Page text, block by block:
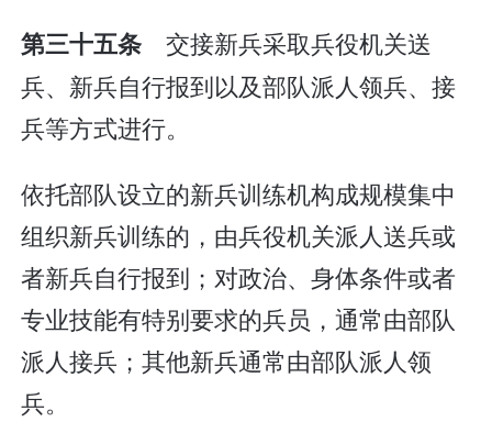
第三十五条 交接新兵采取兵役机关送
兵、新兵自行报到以及部队派人领兵、接
兵等方式进行。
依托部队设立的新兵训练机构成规模集中
组织新兵训练的，由兵役机关派人送兵或
者新兵自行报到；对政治、身体条件或者
专业技能有特别要求的兵员，通常由部队
派人接兵；其他新兵通常由部队派人领
兵。